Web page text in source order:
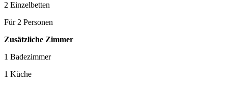
2 Einzelbetten
Für 2 Personen
Zusätzliche Zimmer
1 Badezimmer
1 Küche